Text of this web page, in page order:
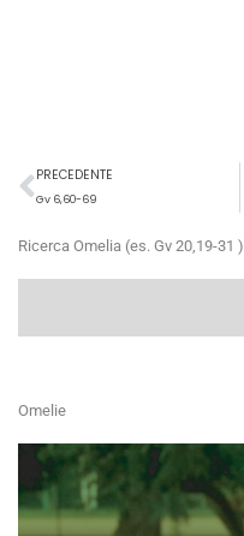
Precedente
PRECEDENTE
Gv 6,60-69
Ricerca Omelia (es. Gv 20,19-31 )
Omelie